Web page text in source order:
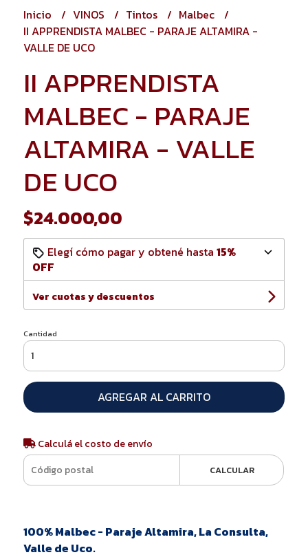
Inicio VINOS Tintos
Malbec
II APPRENDISTA MALBEC - PARAJE ALTAMIRA -
VALLE DE UCO
II APPRENDISTA
MALBEC - PARAJE
ALTAMIRA - VALLE
DE UCO
$24.000,00
Elegí cómo pagar y obtené hasta 15%
OFF
Ver cuotas y descuentos
Cantidad
AGREGAR AL CARRITO
Calculá el costo de envío
CALCULAR
100% Malbec - Paraje Altamira, La Consulta,
Valle de Uco.